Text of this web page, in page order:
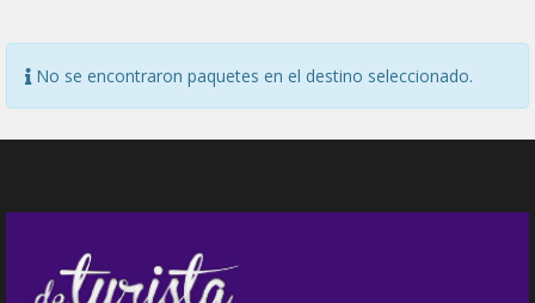
No se encontraron paquetes en el destino seleccionado.